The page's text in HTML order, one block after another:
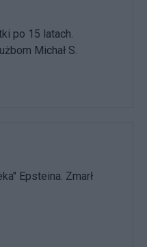
po 15 latach.
Michał S.
Epsteina. Zmarł